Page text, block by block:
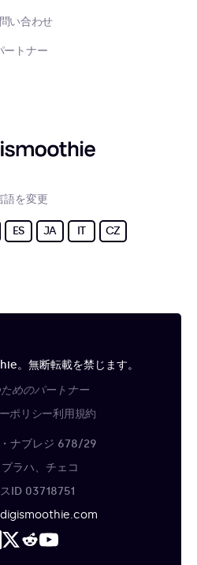
い合わせ
ートナー
語を変更
ES JA IT CZ
。無断転載を禁じます。
めのパートナー
ポリシー利用規約
ナブレジ 678/29
ラハ、チェコ
ID 03718751